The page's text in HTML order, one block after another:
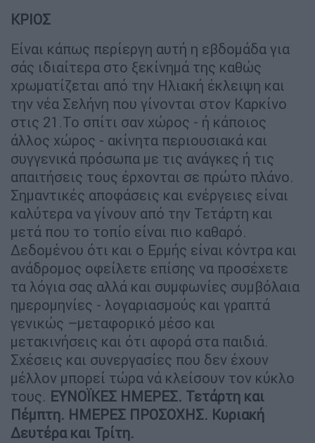
ΚΡΙΟΣ
Είναι κάπως περίεργη αυτή η εβδομάδα για
σάς ιδιαίτερα στο ξεκίνημά της καθώς
χρωματίζεται από την Ηλιακή έκλειψη και
την νέα Σελήνη που γίνονται στον Καρκίνο
στις 21.Το σπίτι σαν χώρος - ή κάποιος
άλλος χώρος - ακίνητα περιουσιακά και
συγγενικά πρόσωπα με τις ανάγκες ή τις
απαιτήσεις τους έρχονται σε πρώτο πλάνο.
Σημαντικές αποφάσεις και ενέργειες είναι
καλύτερα να γίνουν από την Τετάρτη και
μετά που το τοπίο είναι πιο καθαρό.
Δεδομένου ότι και ο Ερμής είναι κόντρα και
ανάδρομος οφείλετε επίσης να προσέχετε
τα λόγια σας αλλά και συμφωνίες συμβόλαια
ημερομηνίες - λογαριασμούς και γραπτά
γενικώς –μεταφορικό μέσο και
μετακινήσεις και ότι αφορά στα παιδιά.
Σχέσεις και συνεργασίες που δεν έχουν
μέλλον μπορεί τώρα νά κλείσουν τον κύκλο
τους. ΕΥΝΟΪΚΕΣ ΗΜΕΡΕΣ. Τετάρτη και
Πέμπτη. ΗΜΕΡΕΣ ΠΡΟΣΟΧΗΣ. Κυριακή
Δευτέρα και Τρίτη.